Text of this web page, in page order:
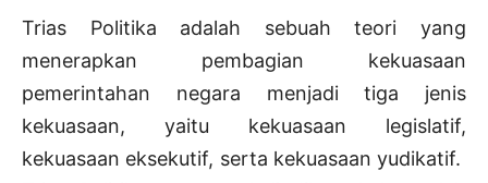
Trias Politika adalah sebuah teori yang
menerapkan pembagian kekuasaan
pemerintahan negara menjadi tiga jenis
kekuasaan, yaitu kekuasaan legislatif,
kekuasaan eksekutif, serta kekuasaan yudikatif.